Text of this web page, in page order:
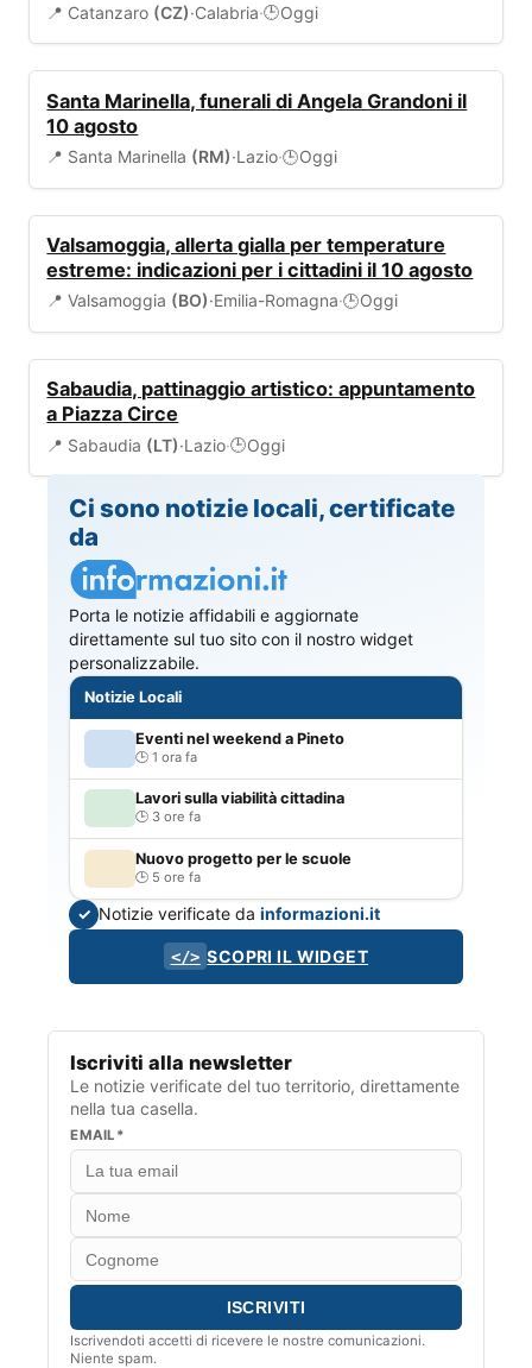
📍 Catanzaro (CZ)·Calabria·🕒Oggi
Santa Marinella, funerali di Angela Grandoni il
10 agosto
📍 Santa Marinella (RM)·Lazio·🕒Oggi
Valsamoggia, allerta gialla per temperature
estreme: indicazioni per i cittadini il 10 agosto
📍 Valsamoggia (BO)·Emilia-Romagna·🕒Oggi
Sabaudia, pattinaggio artistico: appuntamento
a Piazza Circe
📍 Sabaudia (LT)·Lazio·🕒Oggi
Ci sono notizie locali, certificate
da
Porta le notizie affidabili e aggiornate
direttamente sul tuo sito con il nostro widget
personalizzabile.
Notizie Locali
Eventi nel weekend a Pineto
1 ora fa
Lavori sulla viabilità cittadina
3 ore fa
Nuovo progetto per le scuole
5 ore fa
✓ Notizie verificate dainformazioni.it
</> SCOPRI IL WIDGET
Iscriviti alla newsletter
Le notizie verificate del tuo territorio, direttamente
nella tua casella.
EMAIL*
Iscrivendoti accetti di ricevere le nostre comunicazioni.
Niente spam.